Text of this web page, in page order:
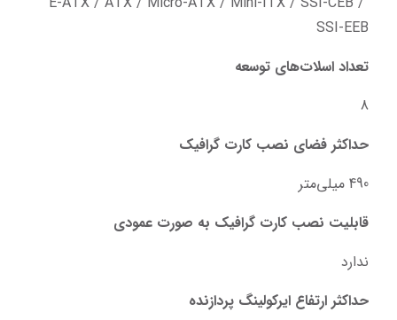
SSI-EEB
تعداد اسلات‌های توسعه
8
حداکثر فضای نصب کارت گرافیک
490 میلی‌متر
قابلیت نصب کارت گرافیک به صورت عمودی
ندارد
حداکثر ارتفاع ایرکولینگ پردازنده